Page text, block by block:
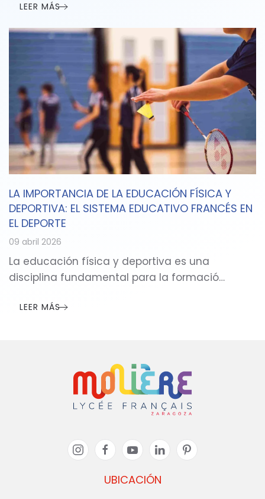
LEER MÁS
LA IMPORTANCIA DE LA EDUCACIÓN FÍSICA Y
DEPORTIVA: EL SISTEMA EDUCATIVO FRANCÉS EN
EL DEPORTE
09 abril 2026
La educación física y deportiva es una
disciplina fundamental para la formació…
LEER MÁS
UBICACIÓN